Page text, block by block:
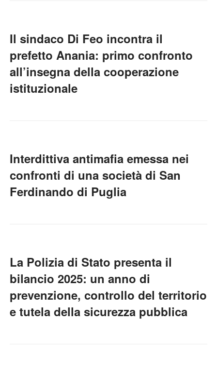
Il sindaco Di Feo incontra il
prefetto Anania: primo confronto
all’insegna della cooperazione
istituzionale
Interdittiva antimafia emessa nei
confronti di una società di San
Ferdinando di Puglia
La Polizia di Stato presenta il
bilancio 2025: un anno di
prevenzione, controllo del territorio
e tutela della sicurezza pubblica